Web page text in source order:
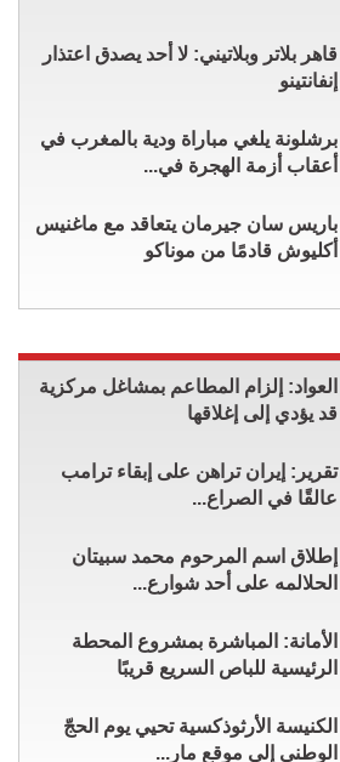
قاهر بلاتر وبلاتيني: لا أحد يصدق اعتذار
إنفانتينو
برشلونة يلغي مباراة ودية بالمغرب في
أعقاب أزمة الهجرة في...
باريس سان جيرمان يتعاقد مع ماغنيس
أكليوش قادمًا من موناكو
العواد: إلزام المطاعم بمشاغل مركزية
قد يؤدي إلى إغلاقها
تقرير: إيران تراهن على إبقاء ترامب
عالقًا في الصراع...
إطلاق اسم المرحوم محمد سبيتان
الحلالمه على أحد شوارع...
الأمانة: المباشرة بمشروع المحطة
الرئيسية للباص السريع قريبًا
الكنيسة الأرثوذكسية تحيي يوم الحجّ
الوطني إلى موقع مار...